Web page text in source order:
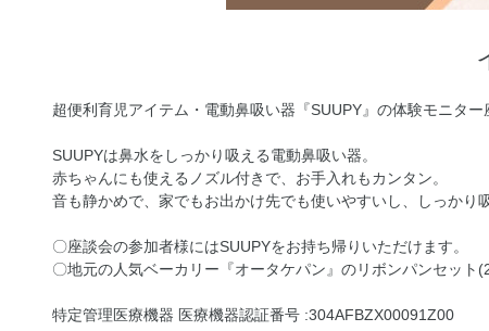
超便利育児アイテム・電動鼻吸い器『SUUPY』の体験モニタ
SUUPYは鼻水をしっかり吸える電動鼻吸い器。
赤ちゃんにも使えるノズル付きで、お手入れもカンタン。
音も静かめで、家でもお出かけ先でも使いやすいし、しっかり
〇座談会の参加者様にはSUUPYをお持ち帰りいただけます。
〇地元の人気ベーカリー『オータケパン』のリボンパンセット
特定管理医療機器 医療機器認証番号 :304AFBZX00091Z00